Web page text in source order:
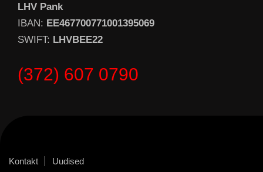
LHV Pank
IBAN: EE467700771001395069
SWIFT: LHVBEE22
(372) 607 0790
Kontakt Uudised